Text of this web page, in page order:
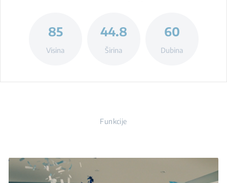
85
Visina
44.8
Širina
60
Dubina
Funkcije